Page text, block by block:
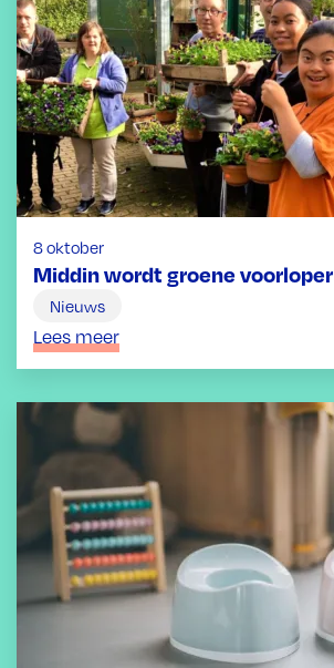
Middin wordt groene voorloper
8 oktober
Nieuws
Lees meer